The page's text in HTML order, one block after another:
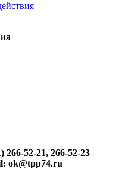
266-52-21, 266-52-23
ok@tpp74.ru